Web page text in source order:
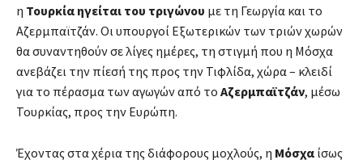
η Τουρκία ηγείται του τριγώνου με τη Γεωργία και το
Αζερμπαϊτζάν. Οι υπουργοί Εξωτερικών των τριών χωρών
θα συναντηθούν σε λίγες ημέρες, τη στιγμή που η Μόσχα
ανεβάζει την πίεσή της προς την Τιφλίδα, χώρα – κλειδί
για το πέρασμα των αγωγών από το Αζερμπαϊτζάν, μέσω
Τουρκίας, προς την Ευρώπη.
Έχοντας στα χέρια της διάφορους μοχλούς, η Μόσχα ίσως